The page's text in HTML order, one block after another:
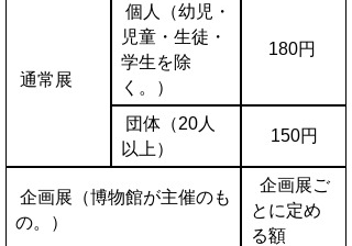
通常展
個人（幼児・
児童・生徒・
学生を除
く。）
180円
団体（20人
以上）
150円
企画展（博物館が主催のも
の。）
企画展ご
とに定め
る額